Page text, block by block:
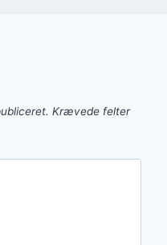
Krævede felter